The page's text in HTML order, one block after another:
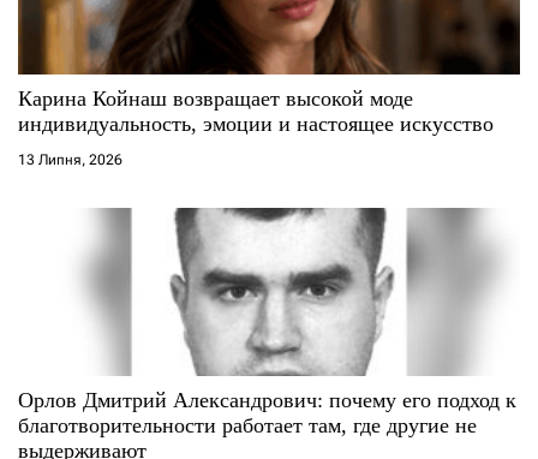
с
і
Карина Койнаш возвращает высокой моде
индивидуальность, эмоции и настоящее искусство
13 Липня, 2026
Орлов Дмитрий Александрович: почему его подход к
благотворительности работает там, где другие не
выдерживают